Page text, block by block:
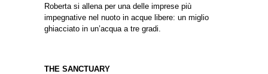
Roberta si allena per una delle imprese più
impegnative nel nuoto in acque libere: un miglio
ghiacciato in un’acqua a tre gradi.
THE SANCTUARY